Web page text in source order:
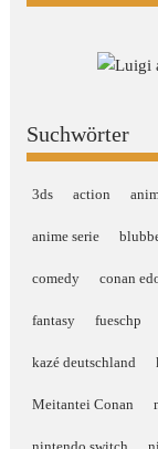
Suchwörter
3ds action
anime serie
comedy conan
fantasy fueschp
kazé deutschland
Meitantei Conan